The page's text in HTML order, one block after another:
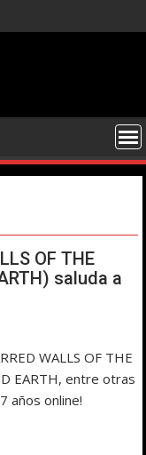
OF THE
saluda a
WALLS OF THE
EARTH, entre otras
7 años online!